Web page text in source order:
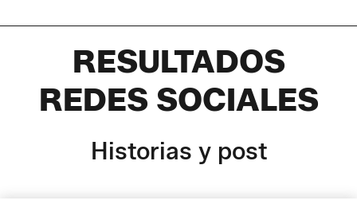
RESULTADOS
REDES SOCIALES
Historias y post